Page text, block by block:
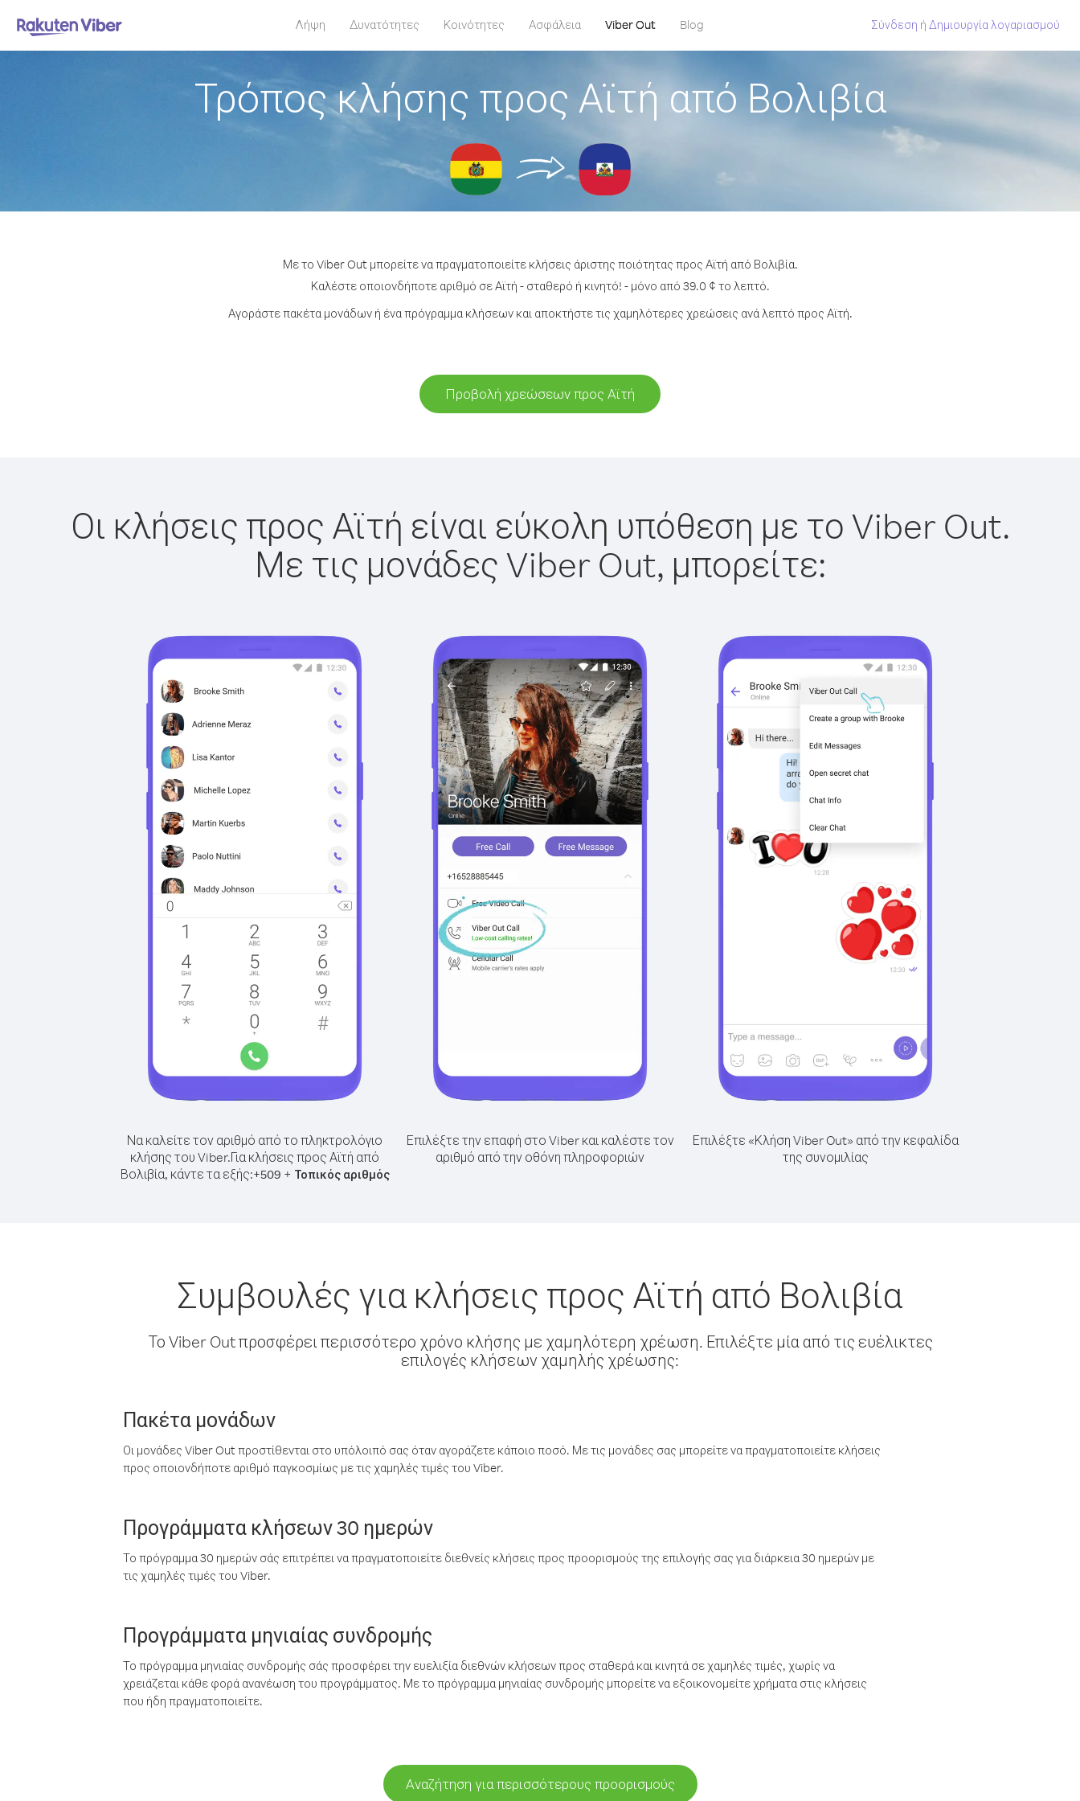
Λήψη Δυνατότητες Κοινότητες Ασφάλεια Viber Out Blog Σύνδεση ή Δημιουργία λογαριασμού
Τρόπος κλήσης προς Αϊτή από Βολιβία
Με το Viber Out μπορείτε να πραγματοποιείτε κλήσεις άριστης ποιότητας προς Αϊτή από Βολιβία.
Καλέστε οποιονδήποτε αριθμό σε Αϊτή - σταθερό ή κινητό! - μόνο από 39.0 ¢ το λεπτό.
Αγοράστε πακέτα μονάδων ή ένα πρόγραμμα κλήσεων και αποκτήστε τις χαμηλότερες χρεώσεις ανά λεπτό προς Αϊτή.
Προβολή χρεώσεων προς Αϊτή
Οι κλήσεις προς Αϊτή είναι εύκολη υπόθεση με το Viber Out.
Με τις μονάδες Viber Out, μπορείτε:
Να καλείτε τον αριθμό από το πληκτρολόγιο
κλήσης του Viber.Για κλήσεις προς Αϊτή από
Βολιβία, κάντε τα εξής:+509 + Τοπικός αριθμός
Επιλέξτε την επαφή στο Viber και καλέστε τον
αριθμό από την οθόνη πληροφοριών
Επιλέξτε «Κλήση Viber Out» από την κεφαλίδα
της συνομιλίας
Συμβουλές για κλήσεις προς Αϊτή από Βολιβία
Το Viber Out προσφέρει περισσότερο χρόνο κλήσης με χαμηλότερη χρέωση. Επιλέξτε μία από τις ευέλικτες
επιλογές κλήσεων χαμηλής χρέωσης:
Πακέτα μονάδων
Οι μονάδες Viber Out προστίθενται στο υπόλοιπό σας όταν αγοράζετε κάποιο ποσό. Με τις μονάδες σας μπορείτε να πραγματοποιείτε κλήσεις
προς οποιονδήποτε αριθμό παγκοσμίως με τις χαμηλές τιμές του Viber.
Προγράμματα κλήσεων 30 ημερών
Το πρόγραμμα 30 ημερών σάς επιτρέπει να πραγματοποιείτε διεθνείς κλήσεις προς προορισμούς της επιλογής σας για διάρκεια 30 ημερών με
τις χαμηλές τιμές του Viber.
Προγράμματα μηνιαίας συνδρομής
Το πρόγραμμα μηνιαίας συνδρομής σάς προσφέρει την ευελιξία διεθνών κλήσεων προς σταθερά και κινητά σε χαμηλές τιμές, χωρίς να
χρειάζεται κάθε φορά ανανέωση του προγράμματος. Με το πρόγραμμα μηνιαίας συνδρομής μπορείτε να εξοικονομείτε χρήματα στις κλήσεις
που ήδη πραγματοποιείτε.
Αναζήτηση για περισσότερους προορισμούς